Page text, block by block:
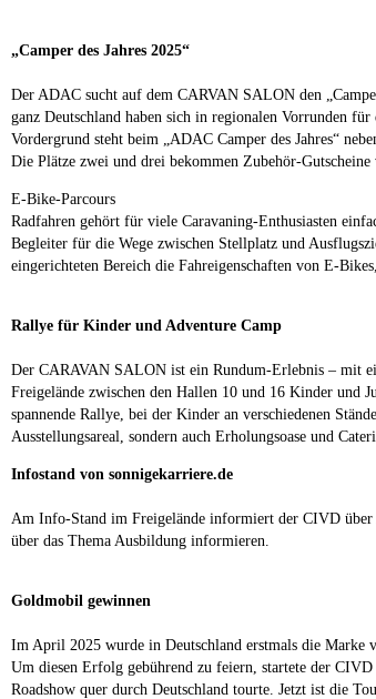
„Camper des Jahres 2025“
Der ADAC sucht auf dem CARVAN SALON den
ganz Deutschland haben sich in regionalen Vorrunden
Vordergrund steht beim „ADAC Camper des Jahres“
Die Plätze zwei und drei bekommen Zubehör-
E-Bike-Parcours
Radfahren gehört für viele Caravaning-Enthusiasten
Begleiter für die Wege zwischen Stellplatz und
eingerichteten Bereich die Fahreigenschaften von E-
Rallye für Kinder und Adventure Camp
Der CARAVAN SALON ist ein Rundum-Erlebnis – mit
Freigelände zwischen den Hallen 10 und 16 Kinder und
spannende Rallye, bei der Kinder an verschiedenen
Ausstellungsareal, sondern auch Erholungsoase und
Infostand von sonnigekarriere.de
Am Info-Stand im Freigelände informiert der CIVD über
über das Thema Ausbildung informieren.
Goldmobil gewinnen
Im April 2025 wurde in Deutschland erstmals die Marke
Um diesen Erfolg gebührend zu feiern, startete der
Roadshow quer durch Deutschland tourte. Jetzt ist die